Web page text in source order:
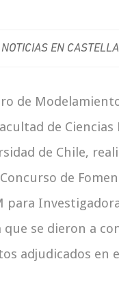
NOTICIAS EN
de
de Ciencias
de Chile,
de
para
se dieron a
adjudicados en